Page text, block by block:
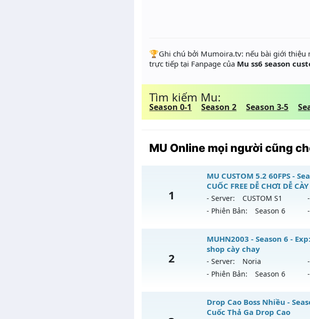
️🏆Ghi chú bởi Mumoira.tv: nếu bài giới thiệu
trực tiếp tại Fanpage của Mu ss6 season
Tìm kiếm Mu:
Season 0-1 Season 2 Season 3-5
MU Online mọi người cũng
1
MU CUSTOM 5.2 60FPS -
CUỐC FREE DỄ CHƠI DỄ CÀY
- Server: CUSTOM S1
- Phiên Bản:
Season 6
MU CUSTOM 5.2 60FPS -
Mu mới ra tháng 08
Exp: 200x - Drop: 100%
Thể loại: Mu Custom
2
MUHN2003 - Season 6 -
shop cày chay
- Server: Noria
- Phiên Bản:
Season 6
MUHN2003 - không
Drop Cao Boss Nhiều -
Cuốc Thả Ga Drop Cao